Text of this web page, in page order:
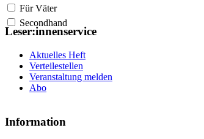
Für Väter
Secondhand
Leser:innenservice
Aktuelles Heft
Verteilestellen
Veranstaltung melden
Abo
Information